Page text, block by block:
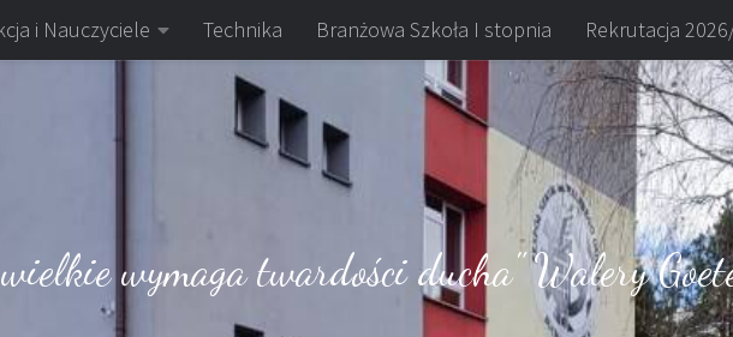
i Nauczyciele Technika Branżowa Szkoła I stopnia Rekrutacja
wymaga twardości ducha" Walery